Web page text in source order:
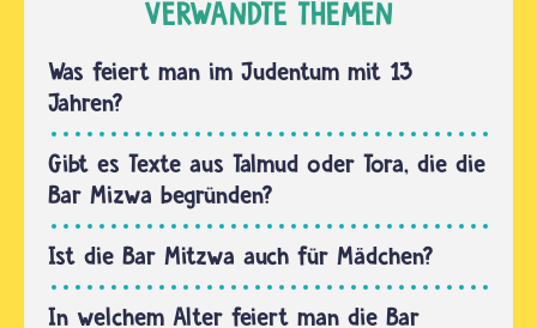
Mizwa
Zeichen
für…
eine
oder
einen
Paten.
Das kann
der
Taufpate
sein,
muss
VERWANDTE THEMEN
Was feiert man im Judentum mit 13
Jahren?
Gibt es Texte aus Talmud oder Tora, die die
Bar Mizwa begründen?
Ist die Bar Mitzwa auch für Mädchen?
In welchem Alter feiert man die Bar